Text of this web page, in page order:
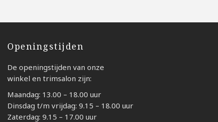
Openingstijden
De openingstijden van onze
winkel en trimsalon zijn:
Maandag: 13.00 – 18.00 uur
Dinsdag t/m vrijdag: 9.15 – 18.00 uur
Zaterdag: 9.15 – 17.00 uur